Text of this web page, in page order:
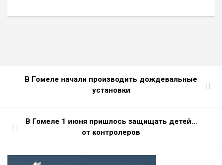
В Гомеле начали производить дождевальные
установки
В Гомеле 1 июня пришлось защищать детей…
от контролеров